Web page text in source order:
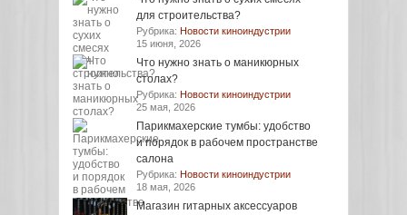
для строительства?
Рубрика: Новости киноиндустрии
15 июня, 2026
Что нужно знать о маникюрных
столах?
Рубрика: Новости киноиндустрии
25 мая, 2026
Парикмахерские тумбы: удобство
и порядок в рабочем пространстве
салона
Рубрика: Новости киноиндустрии
18 мая, 2026
Магазин гитарных аксессуаров